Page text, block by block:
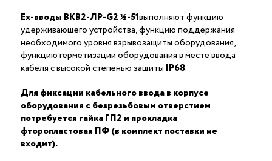
Ex-вводы ВКВ2-ЛР-G2 ½-51выполняют функцию
удерживающего устройства, функцию поддержания
необходимого уровня взрывозащиты оборудования,
функцию герметизации оборудования в месте ввода
кабеля с высокой степенью защиты IP68.
Для фиксации кабельного ввода в корпусе
оборудования с безрезьбовым отверстием
потребуется гайка ГП2 и прокладка
фторопластовая ПФ (в комплект поставки не
входит).